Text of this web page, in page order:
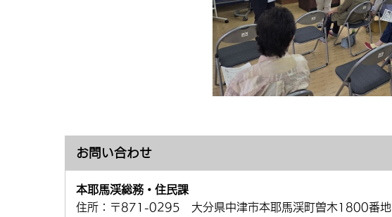
お問い合わせ
本耶馬渓総務・住民課
住所： 〒871-0295 大分県中津市本耶馬渓町曽木1800番地